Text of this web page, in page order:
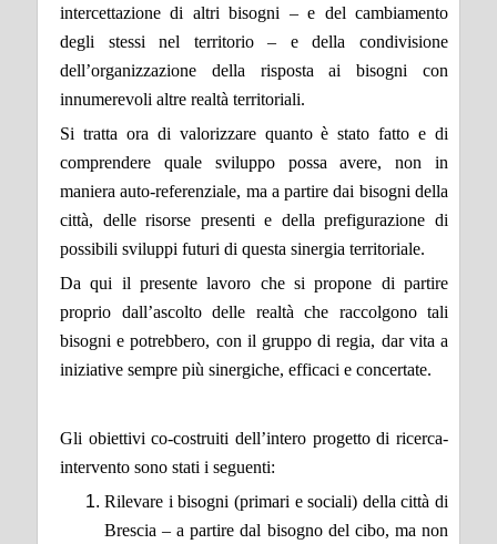
intercettazione di altri bisogni – e del cambiamento
degli stessi nel territorio – e della condivisione
dell’organizzazione della risposta ai bisogni con
innumerevoli altre realtà territoriali.
Si tratta ora di valorizzare quanto è stato fatto e di
comprendere quale sviluppo possa avere, non in
maniera auto-referenziale, ma a partire dai bisogni della
città, delle risorse presenti e della prefigurazione di
possibili sviluppi futuri di questa sinergia territoriale.
Da qui il presente lavoro che si propone di partire
proprio dall’ascolto delle realtà che raccolgono tali
bisogni e potrebbero, con il gruppo di regia, dar vita a
iniziative sempre più sinergiche, efficaci e concertate.
Gli obiettivi co-costruiti dell’intero progetto di ricerca-
intervento sono stati i seguenti:
Rilevare i bisogni (primari e sociali) della città di
Brescia – a partire dal bisogno del cibo, ma non